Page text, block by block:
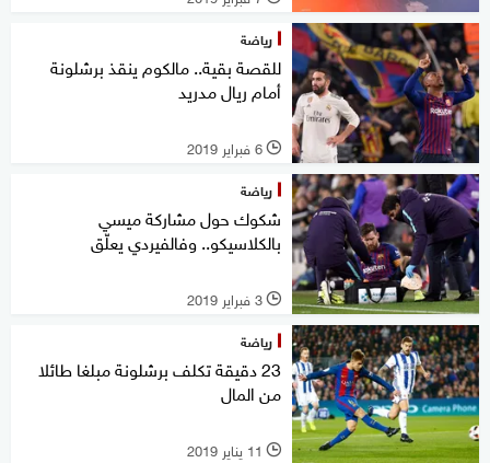
رياضة
للقصة بقية.. مالكوم ينقذ برشلونة
أمام ريال مدريد
l 6 فبراير 2019
رياضة
شكوك حول مشاركة ميسي
بالكلاسيكو.. وفالفيردي يعلّق
l 3 فبراير 2019
رياضة
23 دقيقة تكلف برشلونة مبلغا طائلا
من المال
l 11 يناير 2019